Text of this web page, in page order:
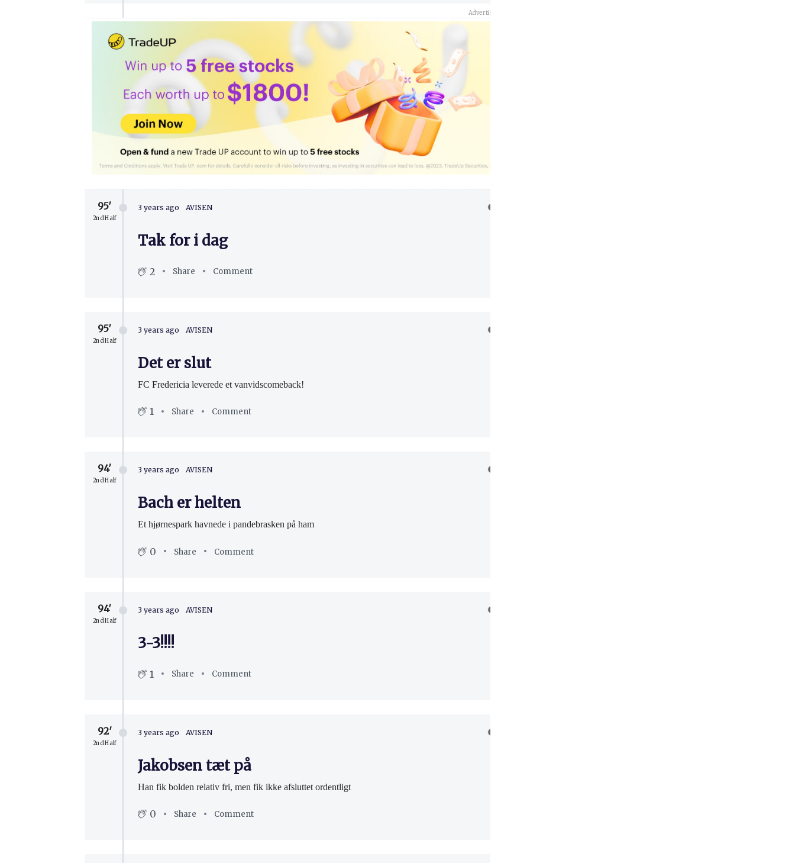
Advertisement
95′
2nd Half
3 years ago AVISEN
Tak for i dag
2 Share Comment
95′
2nd Half
3 years ago AVISEN
Det er slut
FC Fredericia leverede et vanvidscomeback!
1 Share Comment
94′
2nd Half
3 years ago AVISEN
Bach er helten
Et hjørnespark havnede i pandebrasken på ham
0 Share Comment
94′
2nd Half
3 years ago AVISEN
3-3!!!!
1 Share Comment
92′
2nd Half
3 years ago AVISEN
Jakobsen tæt på
Han fik bolden relativ fri, men fik ikke afsluttet ordentligt
0 Share Comment